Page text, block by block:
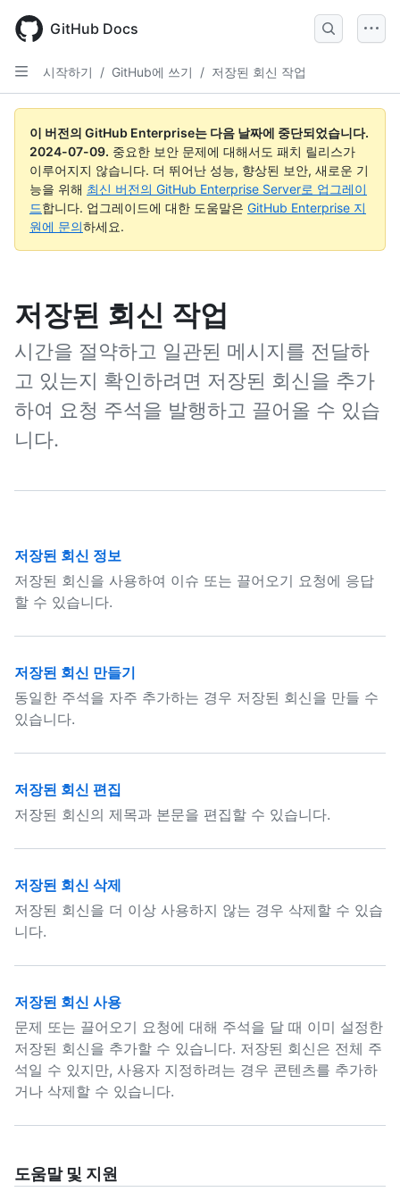
main
content
GitHub Docs
시작하기 / GitHub에 쓰기 / 저장된 회신 작업
이 버전의 GitHub Enterprise는 다음 날짜에 중단되었습니다.
2024-07-09. 중요한 보안 문제에 대해서도 패치 릴리스가
이루어지지 않습니다. 더 뛰어난 성능, 향상된 보안, 새로운 기
능을 위해 최신 버전의 GitHub Enterprise Server로 업그레이
드합니다. 업그레이드에 대한 도움말은 GitHub Enterprise 지
원에 문의하세요.
저장된 회신 작업
시간을 절약하고 일관된 메시지를 전달하
고 있는지 확인하려면 저장된 회신을 추가
하여 요청 주석을 발행하고 끌어올 수 있습
니다.
저장된 회신 정보
저장된 회신을 사용하여 이슈 또는 끌어오기 요청에 응답
할 수 있습니다.
저장된 회신 만들기
동일한 주석을 자주 추가하는 경우 저장된 회신을 만들 수
있습니다.
저장된 회신 편집
저장된 회신의 제목과 본문을 편집할 수 있습니다.
저장된 회신 삭제
저장된 회신을 더 이상 사용하지 않는 경우 삭제할 수 있습
니다.
저장된 회신 사용
문제 또는 끌어오기 요청에 대해 주석을 달 때 이미 설정한
저장된 회신을 추가할 수 있습니다. 저장된 회신은 전체 주
석일 수 있지만, 사용자 지정하려는 경우 콘텐츠를 추가하
거나 삭제할 수 있습니다.
도움말 및 지원